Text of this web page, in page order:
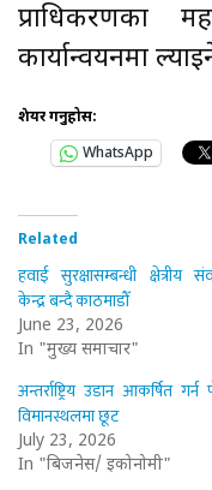
प्राधिकरणका
कार्यान्वयनमा
शेयर गर्नुहोस:
WhatsApp
Related
हवाई सुरक्षासम्बन्धी क्षेत्रीय
केन्द्र बन्दै काठमाडौँ
June 23, 2026
In "मुख्य समाचार"
अन्तर्राष्ट्रिय उडान आकर्षित गर्न
विमानस्थलमा छूट
July 23, 2026
In "बिजनेस/ इकोनोमी"